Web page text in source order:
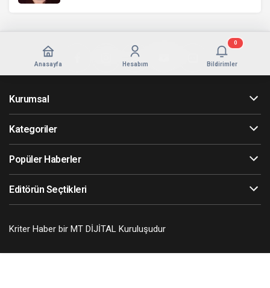
Anasayfa Hesabım Bildirimler
0
Kurumsal
Kategoriler
Popüler Haberler
Editörün Seçtikleri
Kriter Haber bir MT DİJİTAL Kuruluşudur